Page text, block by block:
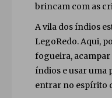
brincam com as
A vila dos índios
LegoRedo. Aqui,
fogueira,
índios e usar uma
entrar no espírito